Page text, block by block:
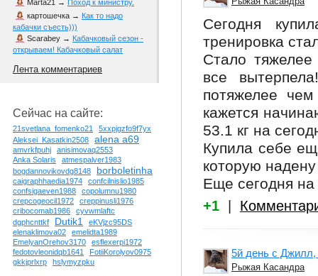
Сегодня
тренировка
Стало
все
потяжелее
кажется
53.1 кг на
Купила себе
которую
Еще сегодня
+1
5й день с
Рыжая Касандра
Marta21 → Поход к министру.
картошечка → Как то надо
кабачки съесть)))
Scarabey → Кабачковый сезон -
открываем! Кабачковый салат
Лента комментариев
Сейчас на сайте:
21svetlana_fomenko21
5xxpjgzfo9f7yx
Aleksei_Kasatkin2508
alena a69
amvrkfpuhj
anisimovaq2553
Anka Solaris
atmespalver1983
bogdannovikovdg8148
borboletinha
caigraphhaedia1974
confcilnislio1985
confsigaeven1988
copolumnu1980
crepcogeocil1972
creppinusli1976
cribocomab1986
cyvwmlaftc
dgphcnttkf
Dutik1
eKVjzc95DS
elenaklimova02
emelidta1989
EmelyanOrehov3170
esflexerpi1972
fedotovleonidqb1641
FotiiKorolyov0975
gkkjprlxrp
hslymyzpku